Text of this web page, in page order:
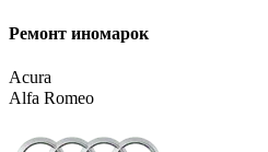
Ремонт иномарок
Acura
Alfa Romeo